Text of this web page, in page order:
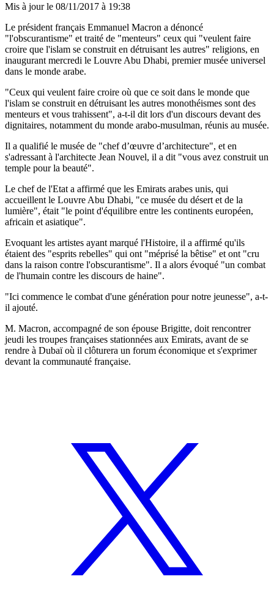
Mis à jour le 08/11/2017 à 19:38
Le président français Emmanuel Macron a dénoncé
"l'obscurantisme" et traité de "menteurs" ceux qui "veulent faire
croire que l'islam se construit en détruisant les autres" religions, en
inaugurant mercredi le Louvre Abu Dhabi, premier musée universel
dans le monde arabe.
"Ceux qui veulent faire croire où que ce soit dans le monde que
l'islam se construit en détruisant les autres monothéismes sont des
menteurs et vous trahissent", a-t-il dit lors d'un discours devant des
dignitaires, notamment du monde arabo-musulman, réunis au musée.
Il a qualifié le musée de "chef d’œuvre d’architecture", et en
s'adressant à l'architecte Jean Nouvel, il a dit "vous avez construit un
temple pour la beauté".
Le chef de l'Etat a affirmé que les Emirats arabes unis, qui
accueillent le Louvre Abu Dhabi, "ce musée du désert et de la
lumière", était "le point d'équilibre entre les continents européen,
africain et asiatique".
Evoquant les artistes ayant marqué l'Histoire, il a affirmé qu'ils
étaient des "esprits rebelles" qui ont "méprisé la bêtise" et ont "cru
dans la raison contre l'obscurantisme". Il a alors évoqué "un combat
de l'humain contre les discours de haine".
"Ici commence le combat d'une génération pour notre jeunesse", a-t-
il ajouté.
M. Macron, accompagné de son épouse Brigitte, doit rencontrer
jeudi les troupes françaises stationnées aux Emirats, avant de se
rendre à Dubaï où il clôturera un forum économique et s'exprimer
devant la communauté française.